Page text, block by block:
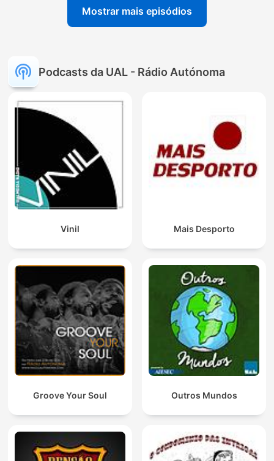
Mostrar mais episódios
Podcasts da UAL - Rádio Autónoma
Vinil Mais Desporto
Groove Your Soul Outros Mundos